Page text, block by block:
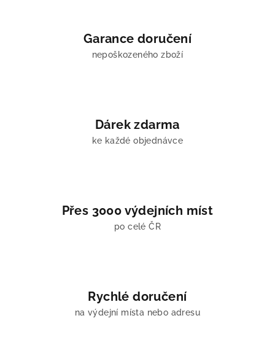
Garance doručení
nepoškozeného zboží
Dárek zdarma
ke každé objednávce
Přes 3000 výdejních míst
po celé ČR
Rychlé doručení
na výdejní místa nebo adresu